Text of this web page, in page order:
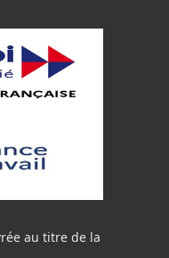
au titre de la